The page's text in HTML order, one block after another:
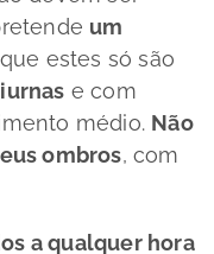
um
estes só são
e com
médio. Não
ombros, com
a qualquer hora